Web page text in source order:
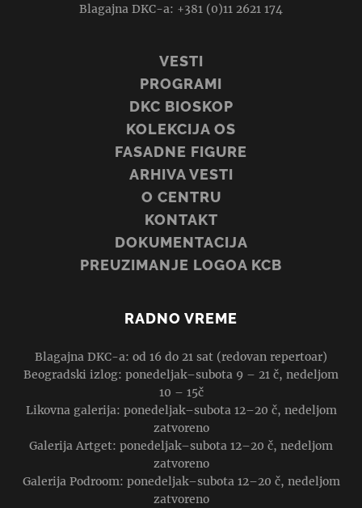
Blagajna DKC-a: +381 (0)11 2621 174
VESTI
PROGRAMI
DKC BIOSKOP
KOLEKCIJA OS
FASADNE FIGURE
ARHIVA VESTI
O CENTRU
KONTAKT
DOKUMENTACIJA
PREUZIMANJE LOGOA KCB
RADNO VREME
Blagajna DKC-a: od 16 do 21 sat (redovan repertoar)
Beogradski izlog: ponedeljak–subota 9 – 21 č, nedeljom
10 – 15č
Likovna galerija: ponedeljak–subota 12–20 č, nedeljom
zatvoreno
Galerija Artget: ponedeljak–subota 12–20 č, nedeljom
zatvoreno
Galerija Podroom: ponedeljak–subota 12–20 č, nedeljom
zatvoreno